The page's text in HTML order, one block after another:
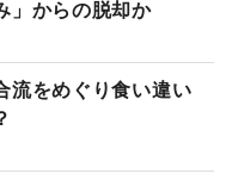
」からの脱却か
流をめぐり食い違い